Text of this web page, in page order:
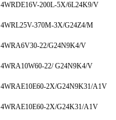
4WRDE16V-200L-5X/6L24K9/V
4WRL25V-370M-3X/G24Z4/M
4WRA6V30-22/G24N9K4/V
4WRA10W60-22/ G24N9K4/V
4WRAE10E60-2X/G24N9K31/A1V
4WRAE10E60-2X/G24K31/A1V